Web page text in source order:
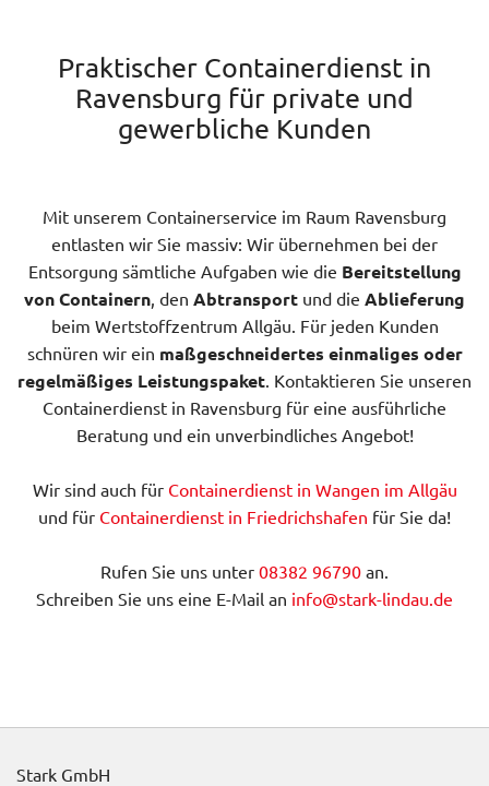
Praktischer Containerdienst in
Ravensburg für private und
gewerbliche Kunden
Mit unserem Containerservice im Raum Ravensburg
entlasten wir Sie massiv: Wir übernehmen bei der
Entsorgung sämtliche Aufgaben wie die Bereitstellung
von Containern , den Abtransport und die Ablieferung
beim Wertstoffzentrum Allgäu. Für jeden Kunden
schnüren wir ein maßgeschneidertes einmaliges oder
regelmäßiges Leistungspaket . Kontaktieren Sie unseren
Containerdienst in Ravensburg für eine ausführliche
Beratung und ein unverbindliches Angebot!
Wir sind auch für Containerdienst in Wangen im Allgäu
und für Containerdienst in Friedrichshafen für Sie da!
Rufen Sie uns unter 08382 96790 an.
Schreiben Sie uns eine E-Mail an info@stark-lindau.de
Stark GmbH